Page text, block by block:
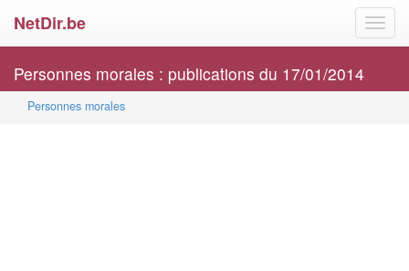
NetDir.be
Personnes morales : publications du 17/01/2014
Personnes morales